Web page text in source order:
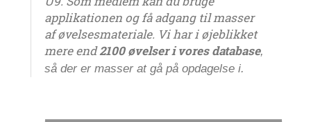
applikationen og få adgang til masser
af øvelsesmateriale. Vi har i øjeblikket
mere end2100 øvelser i vores database,
så der er masser at gå på opdagelse i.